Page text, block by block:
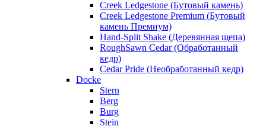
Creek Ledgestone (Бутовый камень)
Creek Ledgestone Premium (Бутовый
камень Премиум)
Hand-Split Shake (Деревянная щепа)
RoughSawn Cedar (Обработанный
кедр)
Cedar Pride (Необработанный кедр)
Docke
Stern
Berg
Burg
Stein